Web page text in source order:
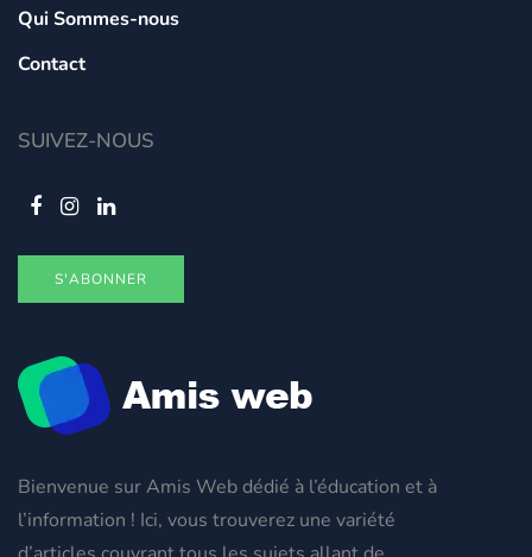
Bienvenue sur Amis Web dédié à l’éducation et à
l’information ! Ici, vous trouverez une variété
Qui Sommes-nous
Contact
SUIVEZ-NOUS
S'ABONNER